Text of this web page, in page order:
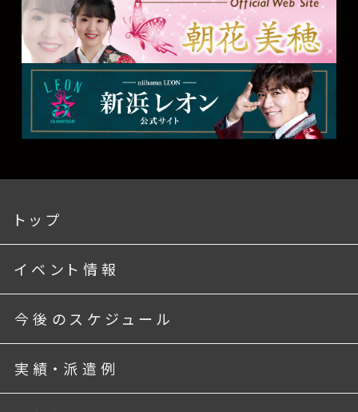
トップ
イベント情報
今後のスケジュール
実績・派遣例